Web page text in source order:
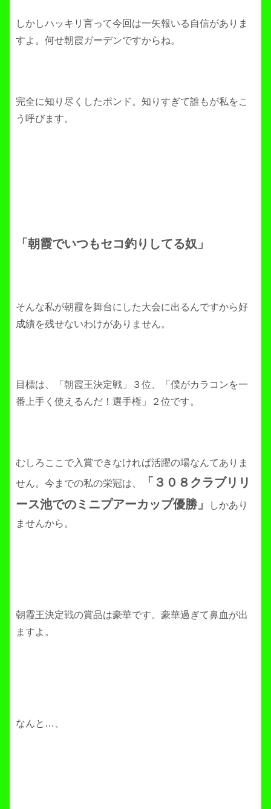
しかしハッキリ言って今回は一矢報いる自信がありま
すよ。何せ朝霞ガーデンですからね。
完全に知り尽くしたポンド。知りすぎて誰もが私をこ
う呼びます。
「朝霞でいつもセコ釣りしてる奴」
そんな私が朝霞を舞台にした大会に出るんですから好
成績を残せないわけがありません。
目標は、「朝霞王決定戦」３位、「僕がカラコンを一
番上手く使えるんだ！選手権」２位です。
むしろここで入賞できなければ活躍の場なんてありま
せん。今までの私の栄冠は、
「３０８クラブリリ
ース池でのミニプアーカップ優勝」
しかあり
ませんから。
朝霞王決定戦の賞品は豪華です。豪華過ぎて鼻血が出
ますよ。
なんと…、